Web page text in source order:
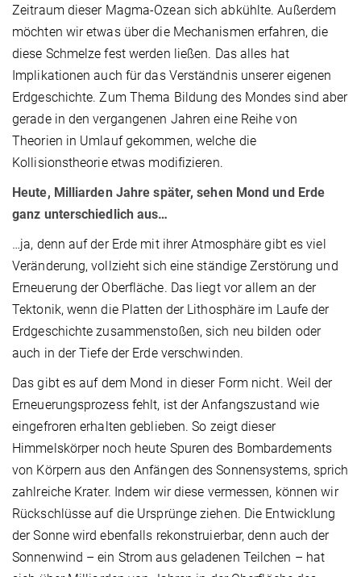
Zeitraum dieser Magma-Ozean sich abkühlte. Außerdem
möchten wir etwas über die Mechanismen erfahren, die
diese Schmelze fest werden ließen. Das alles hat
Implikationen auch für das Verständnis unserer eigenen
Erdgeschichte. Zum Thema Bildung des Mondes sind aber
gerade in den vergangenen Jahren eine Reihe von
Theorien in Umlauf gekommen, welche die
Kollisionstheorie etwas modifizieren.
Heute, Milliarden Jahre später, sehen Mond und Erde
ganz unterschiedlich aus…
…ja, denn auf der Erde mit ihrer Atmosphäre gibt es viel
Veränderung, vollzieht sich eine ständige Zerstörung und
Erneuerung der Oberfläche. Das liegt vor allem an der
Tektonik, wenn die Platten der Lithosphäre im Laufe der
Erdgeschichte zusammenstoßen, sich neu bilden oder
auch in der Tiefe der Erde verschwinden.
Das gibt es auf dem Mond in dieser Form nicht. Weil der
Erneuerungsprozess fehlt, ist der Anfangszustand wie
eingefroren erhalten geblieben. So zeigt dieser
Himmelskörper noch heute Spuren des Bombardements
von Körpern aus den Anfängen des Sonnensystems, sprich
zahlreiche Krater. Indem wir diese vermessen, können wir
Rückschlüsse auf die Ursprünge ziehen. Die Entwicklung
der Sonne wird ebenfalls rekonstruierbar, denn auch der
Sonnenwind – ein Strom aus geladenen Teilchen – hat